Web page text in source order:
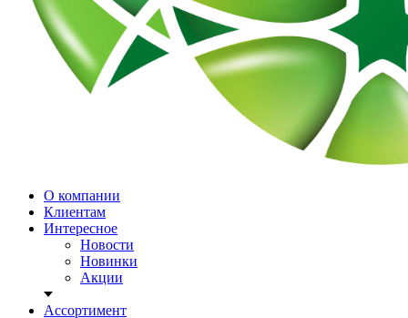
О компании
Клиентам
Интересное
Новости
Новинки
Акции
Ассортимент